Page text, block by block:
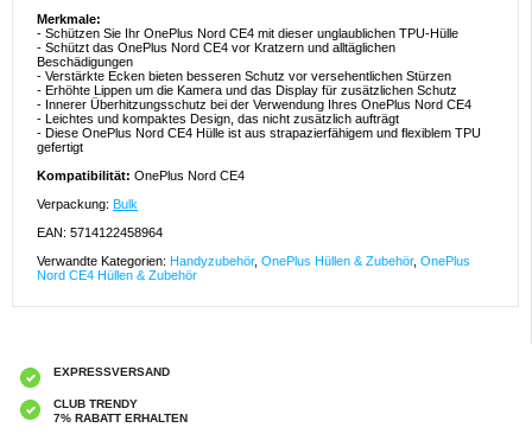
Merkmale:
- Schützen Sie Ihr OnePlus Nord CE4 mit dieser unglaublichen TPU-Hülle
- Schützt das OnePlus Nord CE4 vor Kratzern und alltäglichen
Beschädigungen
- Verstärkte Ecken bieten besseren Schutz vor versehentlichen Stürzen
- Erhöhte Lippen um die Kamera und das Display für zusätzlichen Schutz
- Innerer Überhitzungsschutz bei der Verwendung Ihres OnePlus Nord CE4
- Leichtes und kompaktes Design, das nicht zusätzlich aufträgt
- Diese OnePlus Nord CE4 Hülle ist aus strapazierfähigem und flexiblem TPU
gefertigt
Kompatibilität: OnePlus Nord CE4
Verpackung: Bulk
EAN: 5714122458964
Verwandte Kategorien: Handyzubehör, OnePlus Hüllen & Zubehör, OnePlus
Nord CE4 Hüllen & Zubehör
EXPRESSVERSAND
CLUB TRENDY
7% RABATT ERHALTEN